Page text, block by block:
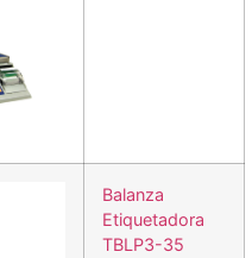
Balanza
Etiquetadora
TBLP3-35